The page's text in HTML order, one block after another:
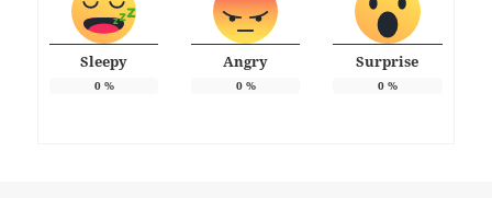
Sleepy
0%
Angry
0%
Surprise
0%